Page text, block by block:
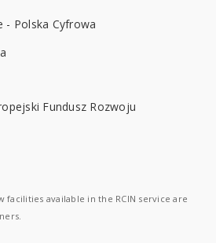
facilities available in the RCIN service are